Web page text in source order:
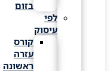
לפי
עיסוק
קורס
עזרה
ראשונה